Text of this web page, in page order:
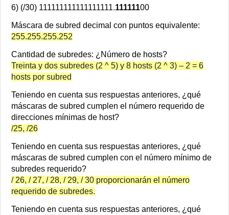
6) (/30) 111111111111111111.11111100
Máscara de subred decimal con puntos equivalente:
255.255.255.252
Cantidad de subredes: ¿Número de hosts?
Treinta y dos subredes (2 ^ 5) y 8 hosts (2 ^ 3) – 2 = 6
hosts por subred
Teniendo en cuenta sus respuestas anteriores, ¿qué
máscaras de subred cumplen el número requerido de
direcciones mínimas de host?
/25, /26
Teniendo en cuenta sus respuestas anteriores, ¿qué
máscaras de subred cumplen con el número mínimo de
subredes requerido?
/ 26, / 27, / 28, / 29, / 30 proporcionarán el número
requerido de subredes.
Teniendo en cuenta sus respuestas anteriores, ¿qué